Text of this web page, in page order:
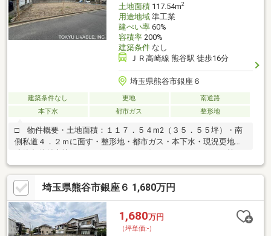
土地面積117.54m2
用途地域準工業
建ぺい率60%
容積率200%
建築条件なし
ＪＲ高崎線 熊谷駅 徒歩16分
埼玉県熊谷市銀座６
建築条件なし 更地
南道路
本下水
都市ガス 整形地
□ 物件概要・土地面積：１１７．５４m2（３５．５５坪）・南
側私道４．２ｍに面す・整形地・都市ガス・本下水・現況更地・
て建築できます～間取り、設備、外観、全て自分好みのスタイル
で一からご検討いただくことが可能です～□ 周辺環境・ヤオコ
ー熊谷ニットーモール店・・・ 約940m・ファミリーマート熊谷
平戸店・・・ 約320m・クスリのアオキ熊谷銀座店・・・ 約
350m・熊谷市立熊谷東小学校・・・ 約1050m・熊谷市立富士見
中学校・・・約2400m
埼玉県熊谷市銀座６ 1,680万円
1,680万円
（坪単価:-）